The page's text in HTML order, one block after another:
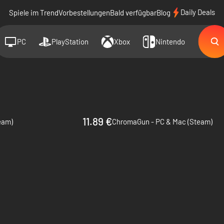
Spiele im TrendVorbestellungenBald verfügbarBlog Daily Deals
PC PlayStation Xbox Nintendo
11.89 €ChromaGun - PC & Mac (Steam)